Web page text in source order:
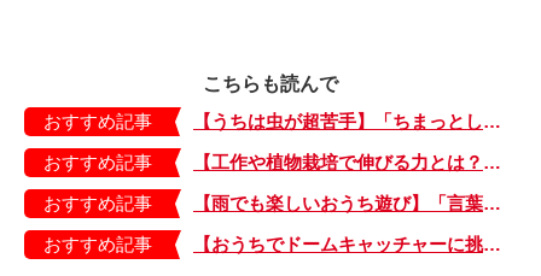
こちらも読んで
おすすめ記事
【うちは虫が超苦手】「ちまっとした虫にも大騒ぎ！」「可愛い系の虫……でも逃げる！」教えて！ みんなの虫ギライエピソード
おすすめ記事
【工作や植物栽培で伸びる力とは？】「非認知能力」を養う、おうちで楽しむ創作あそび・おうちあそび図鑑5
おすすめ記事
【雨でも楽しいおうち遊び】「言葉あそび」で伸ばす表現力や想像力・おうちあそび図鑑4
おすすめ記事
【おうちでドームキャッチャーに挑戦だ】アンパンマン わくわくドームキャッチャー